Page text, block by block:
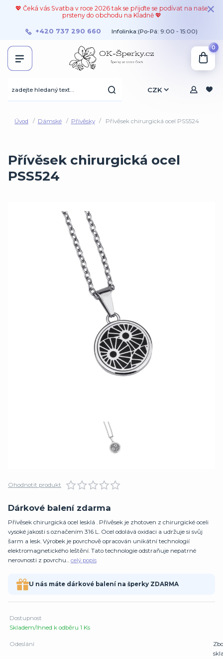
💖 Čeká vás Svatba v roce 2026 tak se přijďte se podívat na naše
prsteny do obchodu na Kladně 💖
CZK
+420 737 290 660 Infolinka:(Po-Pá: 9:00 - 15:00)
0
Úvod Dámské Přívěsky Přívěsek chirurgická ocel PSS524
Přívěsek chirurgická ocel
PSS524
Ohodnotit produkt
Dárkové balení zdarma
Přívěsek chirurgická ocel lesklá . Přívěsek je zhotoven z chirurgické oceli
vysoké jakosti s označením 316 L. Ocel odolává oxidaci a udržuje si svůj
šarm a lesk. Výrobek je povrchově opracován unikátní technologií
elektromagnetického leštění. Tato technologie odstraňuje nepatrné
nerovnosti z povrchu... celý popis
U nás máte dárkové balení na šperky ZDARMA
Dostupnost
Skladem/Ihned k odběru 1 Ks
Odeslání